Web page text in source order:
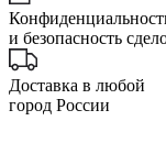
и безопасность
Доставка в любой
город России